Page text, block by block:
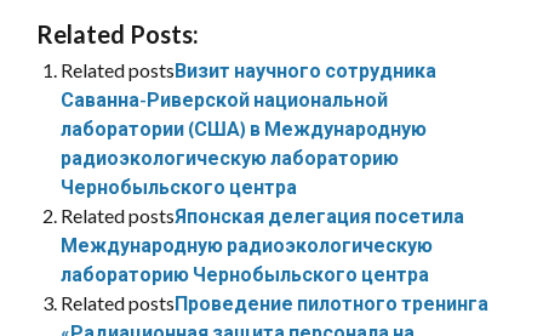
Related Posts:
Related postsВизит научного сотрудника
Саванна-Риверской национальной
лаборатории (США) в Международную
радиоэкологическую лабораторию
Чернобыльского центра
Related postsЯпонская делегация посетила
Международную радиоэкологическую
лабораторию Чернобыльского центра
Related postsПроведение пилотного тренинга